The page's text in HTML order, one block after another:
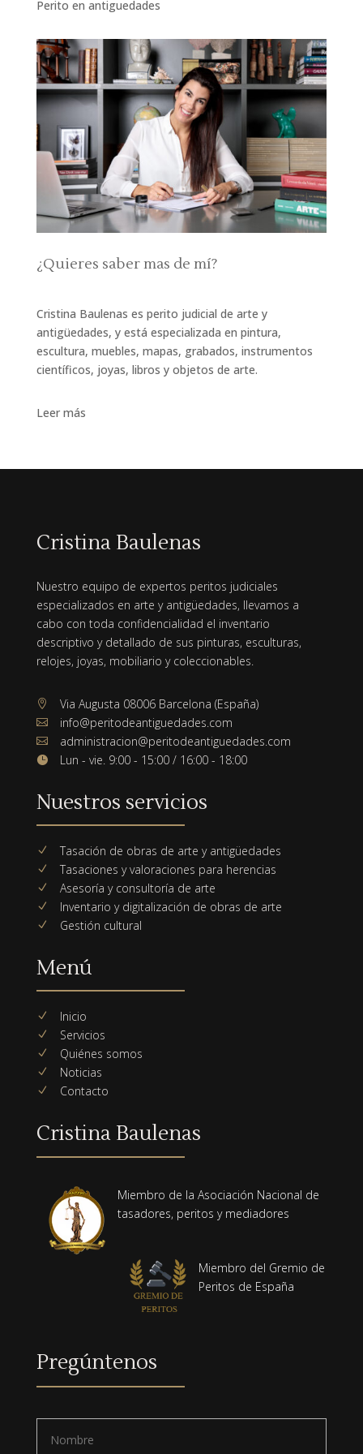
Perito en antiguedades
¿Quieres saber mas de mí?
Cristina Baulenas es perito judicial de arte y
antigüedades, y está especializada en pintura,
escultura, muebles, mapas, grabados, instrumentos
científicos, joyas, libros y objetos de arte.
Leer más
Cristina Baulenas
Nuestro equipo de expertos peritos judiciales
especializados en arte y antigüedades, llevamos a
cabo con toda confidencialidad el inventario
descriptivo y detallado de sus pinturas, esculturas,
relojes, joyas, mobiliario y coleccionables.
 Via Augusta 08006 Barcelona (España)
 info@peritodeantiguedades.com
 administracion@peritodeantiguedades.com
 Lun - vie. 9:00 - 15:00 / 16:00 - 18:00
Nuestros servicios
N Tasación de obras de arte y antigüedades
N Tasaciones y valoraciones para herencias
N Asesoría y consultoría de arte
N Inventario y digitalización de obras de arte
N Gestión cultural
Menú
N Inicio
N Servicios
N Quiénes somos
N Noticias
N Contacto
Cristina Baulenas
Miembro de la Asociación Nacional de
tasadores, peritos y mediadores
Miembro del Gremio de
Peritos de España
Pregúntenos